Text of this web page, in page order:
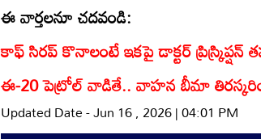
ఈ వార్తలనూ చదవండి:
కాఫ్‌ సిరప్ కొనాలంటే ఇకపై డాక్టర్ ప్రిస్క్రిప్షన్
ఈ-20 పెట్రోల్‌ వాడితే.. వాహన బీమా
Updated Date - Jun 16 , 2026 | 04:01 PM